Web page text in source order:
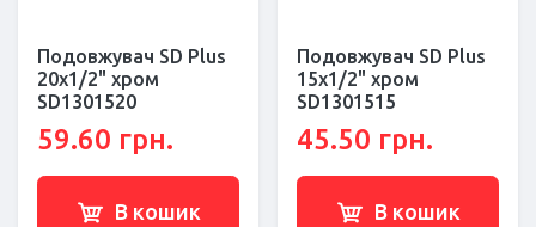
Подовжувач SD Plus
20х1/2" хром
SD1301520
59.60 грн.
В кошик
Подовжувач SD Plus
15х1/2" хром
SD1301515
45.50 грн.
В кошик